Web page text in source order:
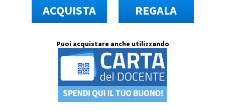
ACQUISTA REGALA
Puoi acquistare anche utilizzando